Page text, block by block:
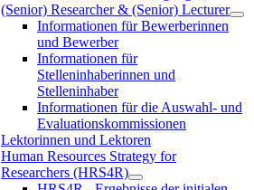
(Senior) Researcher & (Senior) Lecturer
Informationen für Bewerberinnen
und Bewerber
Informationen für
Stelleninhaberinnen und
Stelleninhaber
Informationen für die Auswahl- und
Evaluationskommissionen
Lektorinnen und Lektoren
Human Resources Strategy for
Researchers (HRS4R)